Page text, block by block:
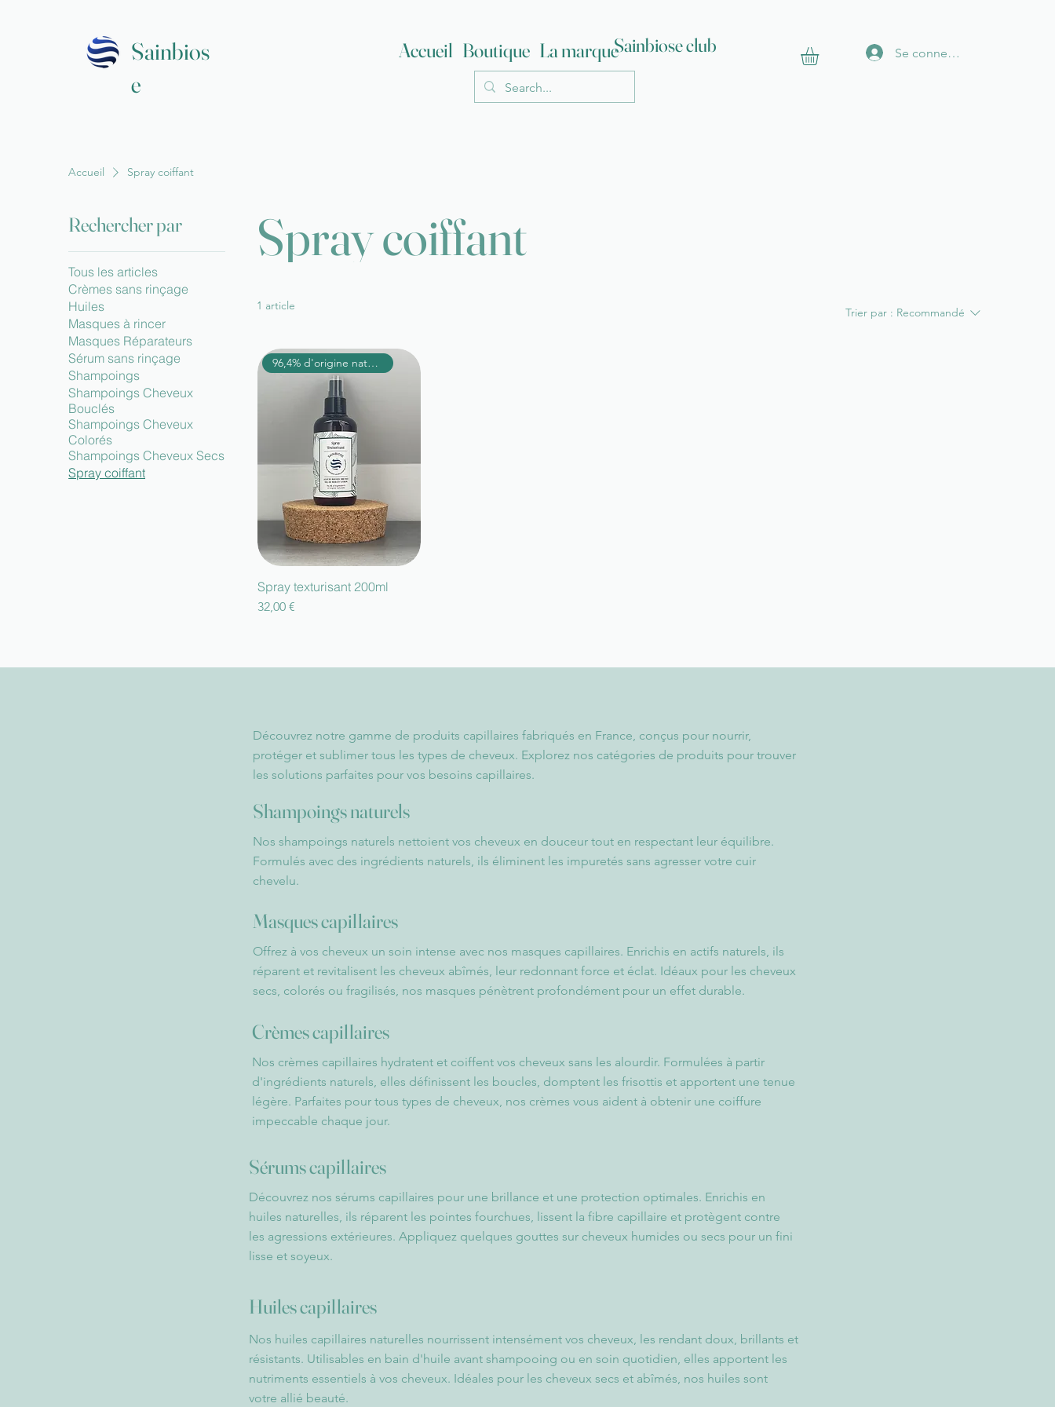
Sainbios
e
Accueil Boutique La marque Se connecter
Sainbiose club
Accueil Spray coiffant
Rechercher par
Tous les articles
Crèmes sans rinçage
Huiles
Masques à rincer
Masques Réparateurs
Sérum sans rinçage
Shampoings
Shampoings Cheveux
Bouclés
Shampoings Cheveux
Colorés
Shampoings Cheveux Secs
Spray coiffant
Spray coiffant
1 article Trier par : Recommandé
96,4% d'origine naturelle
Spray texturisant 200ml
Prix
32,00 €
Découvrez notre gamme de produits capillaires fabriqués en France, conçus pour nourrir,
protéger et sublimer tous les types de cheveux. Explorez nos catégories de produits pour trouver
les solutions parfaites pour vos besoins capillaires.
Shampoings naturels
Nos shampoings naturels nettoient vos cheveux en douceur tout en respectant leur équilibre.
Formulés avec des ingrédients naturels, ils éliminent les impuretés sans agresser votre cuir
chevelu.
Masques capillaires
Offrez à vos cheveux un soin intense avec nos masques capillaires. Enrichis en actifs naturels, ils
réparent et revitalisent les cheveux abîmés, leur redonnant force et éclat. Idéaux pour les cheveux
secs, colorés ou fragilisés, nos masques pénètrent profondément pour un effet durable.
Crèmes capillaires
Nos crèmes capillaires hydratent et coiffent vos cheveux sans les alourdir. Formulées à partir
d'ingrédients naturels, elles définissent les boucles, domptent les frisottis et apportent une tenue
légère. Parfaites pour tous types de cheveux, nos crèmes vous aident à obtenir une coiffure
impeccable chaque jour.
Sérums capillaires
Découvrez nos sérums capillaires pour une brillance et une protection optimales. Enrichis en
huiles naturelles, ils réparent les pointes fourchues, lissent la fibre capillaire et protègent contre
les agressions extérieures. Appliquez quelques gouttes sur cheveux humides ou secs pour un fini
lisse et soyeux.
Huiles capillaires
Nos huiles capillaires naturelles nourrissent intensément vos cheveux, les rendant doux, brillants et
résistants. Utilisables en bain d'huile avant shampooing ou en soin quotidien, elles apportent les
nutriments essentiels à vos cheveux. Idéales pour les cheveux secs et abîmés, nos huiles sont
votre allié beauté.